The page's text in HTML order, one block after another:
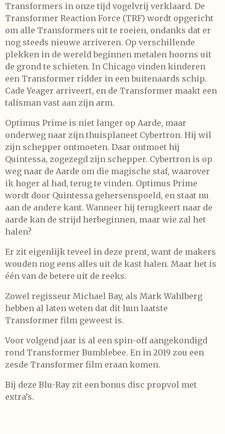
Transformers in onze tijd vogelvrij verklaard. De
Transformer Reaction Force (TRF) wordt opgericht
om alle Transformers uit te roeien, ondanks dat er
nog steeds nieuwe arriveren. Op verschillende
plekken in de wereld beginnen metalen hoorns uit
de grond te schieten. In Chicago vinden kinderen
een Transformer ridder in een buitenaards schip.
Cade Yeager arriveert, en de Transformer maakt een
talisman vast aan zijn arm.
Optimus Prime is niet langer op Aarde, maar
onderweg naar zijn thuisplaneet Cybertron. Hij wil
zijn schepper ontmoeten. Daar ontmoet hij
Quintessa, zogezegd zijn schepper. Cybertron is op
weg naar de Aarde om die magische staf, waarover
ik hoger al had, terug te vinden. Optimus Prime
wordt door Quintessa gehersenspoeld, en staat nu
aan de andere kant. Wanneer hij terugkeert naar de
aarde kan de strijd herbeginnen, maar wie zal het
halen?
Er zit eigenlijk teveel in deze prent, want de makers
wouden nog eens alles uit de kast halen. Maar het is
één van de betere uit de reeks.
Zowel regisseur Michael Bay, als Mark Wahlberg
hebben al laten weten dat dit hun laatste
Transformer film geweest is.
Voor volgend jaar is al een spin-off aangekondigd
rond Transformer Bumblebee. En in 2019 zou een
zesde Transformer film eraan komen.
Bij deze Blu-Ray zit een bonus disc propvol met
extra’s.